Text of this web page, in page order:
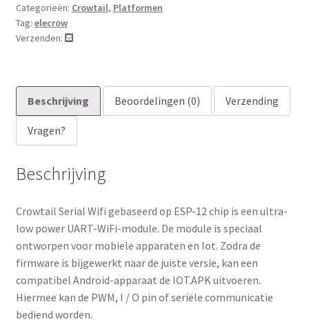
Categorieën: Crowtail, Platformen
Tag: elecrow
Verzenden:
Beschrijving Beoordelingen (0) Verzending
Vragen?
Beschrijving
Crowtail Serial Wifi gebaseerd op ESP-12 chip is een ultra-
low power UART-WiFi-module. De module is speciaal
ontworpen voor mobiele apparaten en Iot. Zodra de
firmware is bijgewerkt naar de juiste versie, kan een
compatibel Android-apparaat de IOT.APK uitvoeren.
Hiermee kan de PWM, I / O pin of seriële communicatie
bediend worden.